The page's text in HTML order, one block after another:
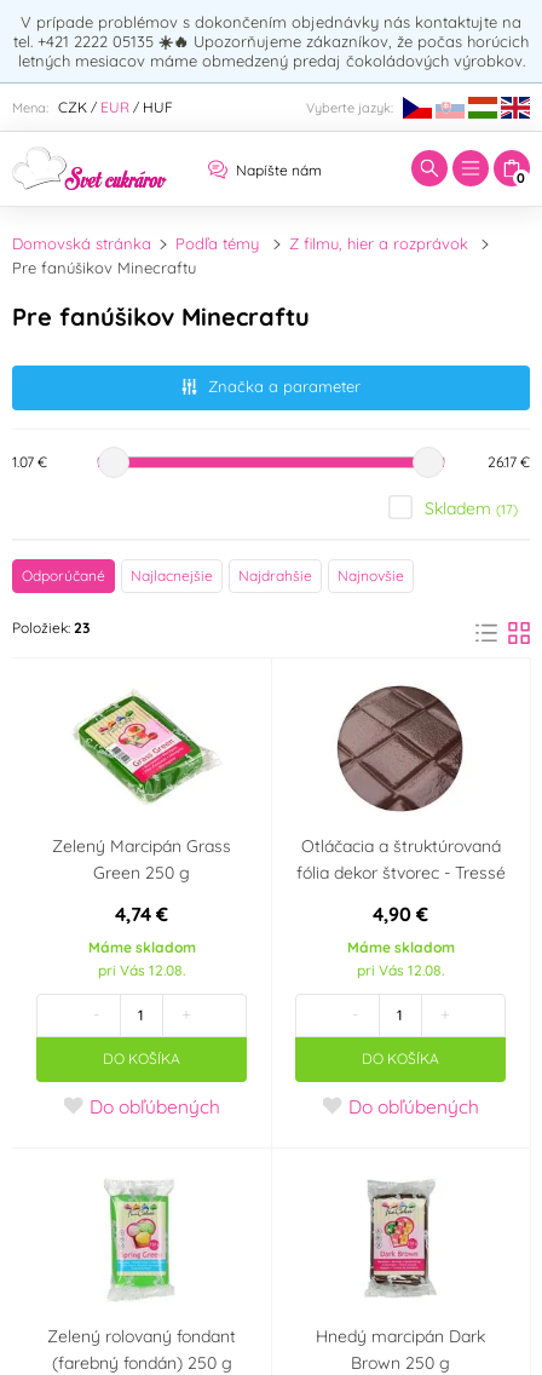
V prípade problémov s dokončením objednávky nás kontaktujte na
tel. +421 2222 05135 ☀️🔥 Upozorňujeme zákazníkov, že počas horúcich
letných mesiacov máme obmedzený predaj čokoládových výrobkov.
Mena: CZK / EUR / HUF Vyberte jazyk:
Napíšte nám 0
Zadajte hľadaný výraz:
Domovská stránka Podľa témy
Z filmu, hier a rozprávok
Pre fanúšikov Minecraftu
Pre fanúšikov Minecraftu
Značka a parameter
značka
Flexmetal
FunCakes GoDan (7)
Ibili (1) ORION
Hnědá Modrá
Zelená (5)
Materiál
Marcipán (2)
Výrobce deklaruje
Bezlepkový výrobek -
(Gluten free) (4)
Neobsahuje laktózu
1.07 € 26.17 €
Skladem (17)
Odporúčané Najlacnejšie Najdrahšie Najnovšie
Položiek: 23
Zelený Marcipán Grass
Green 250 g
4,74 €
Máme skladom
pri Vás 12.08.
- +
DO KOŠÍKA
Do obľúbených
Otláčacia a štruktúrovaná
fólia dekor štvorec - Tressé
4,90 €
Máme skladom
pri Vás 12.08.
- +
DO KOŠÍKA
Do obľúbených
Zelený rolovaný fondant
(farebný fondán) 250 g
Hnedý marcipán Dark
Brown 250 g